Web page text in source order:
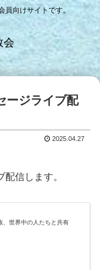
向けサイトです。
会
ージライブ配
2025.04.27
信します。
、世界中の人たちと共有